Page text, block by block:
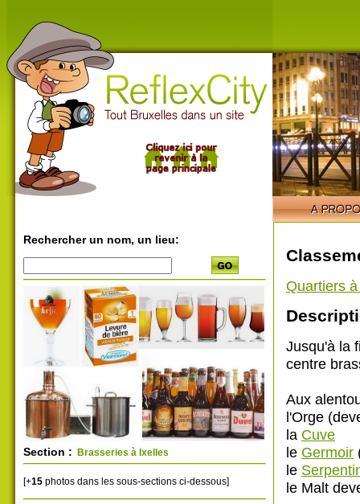
Rechercher un nom, un lieu:
Section : Brasseries à Ixelles
[+15 photos dans les sous-sections ci-dessous]
Quartiers
Jusqu'à la
centre
Aux
l'Orge
la Cuve
le Germoir
le
le Malt